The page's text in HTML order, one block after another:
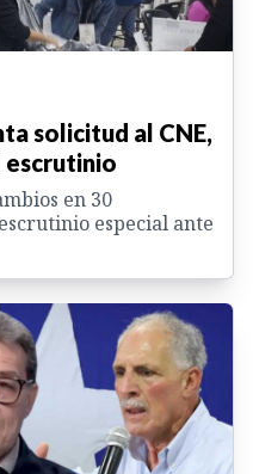
solicitud al CNE,
escrutinio
en 30
especial ante